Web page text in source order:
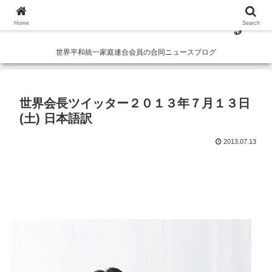
世界平和統一家庭連合会員の合同ニュースブログ
世界会長ツイッター２０１３年７月１３日
(土) 日本語訳
2013.07.13
Home Search